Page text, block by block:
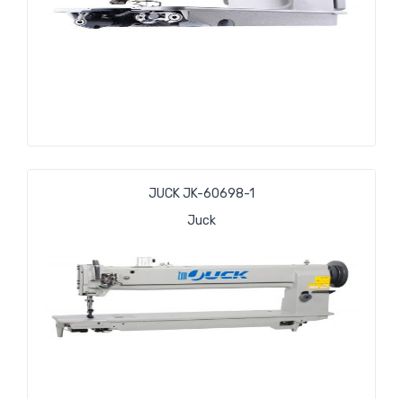
JUCK JK-60698-1
Juck